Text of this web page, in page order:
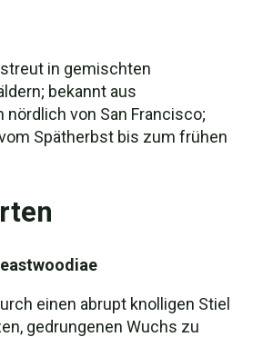
in gemischten
bekannt aus
nördlich von San Francisco;
Spätherbst bis zum frühen
einen abrupt knolligen Stiel
gedrungenen Wuchs zu